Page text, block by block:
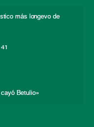
más longevo de
Betulio»